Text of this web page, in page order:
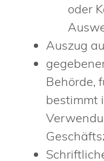
oder
Auszug
Behörde,
bestimmt